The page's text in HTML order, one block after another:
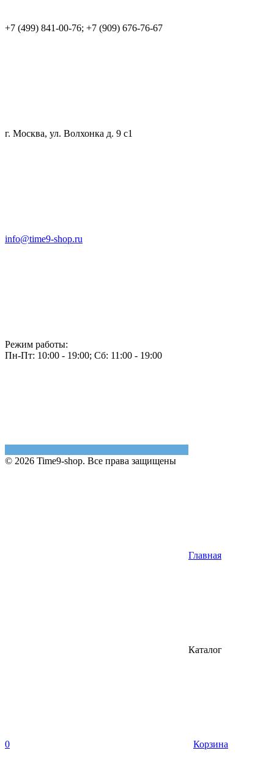
+7 (499) 841-00-76; +7 (909) 676-76-67
г. Москва, ул. Волхонка д. 9 с1
info@time9-shop.ru
Режим работы:
Пн-Пт: 10:00 - 19:00; Сб: 11:00 - 19:00
© 2026 Time9-shop. Все права защищены
Главная
Каталог
0 Корзина